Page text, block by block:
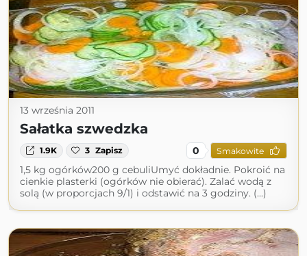
13 września 2011
Sałatka szwedzka
1.9K 3 Zapisz 0 Smakowite
1,5 kg ogórków200 g cebuliUmyć dokładnie. Pokroić na
cienkie plasterki (ogórków nie obierać). Zalać wodą z
solą (w proporcjach 9/1) i odstawić na 3 godziny. (...)